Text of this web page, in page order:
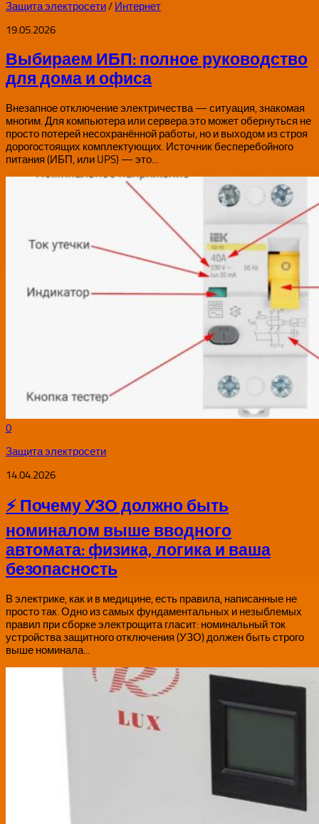
Защита электросети/ Интернет
19.05.2026
Выбираем ИБП: полное руководство
для дома и офиса
Внезапное отключение электричества — ситуация, знакомая
многим. Для компьютера или сервера это может обернуться не
просто потерей несохранённой работы, но и выходом из строя
дорогостоящих комплектующих. Источник бесперебойного
питания (ИБП, или UPS) — это...
0
Защита электросети
14.04.2026
⚡ Почему УЗО должно быть
номиналом выше вводного
автомата: физика, логика и ваша
безопасность
В электрике, как и в медицине, есть правила, написанные не
просто так. Одно из самых фундаментальных и незыблемых
правил при сборке электрощита гласит: номинальный ток
устройства защитного отключения (УЗО) должен быть строго
выше номинала...